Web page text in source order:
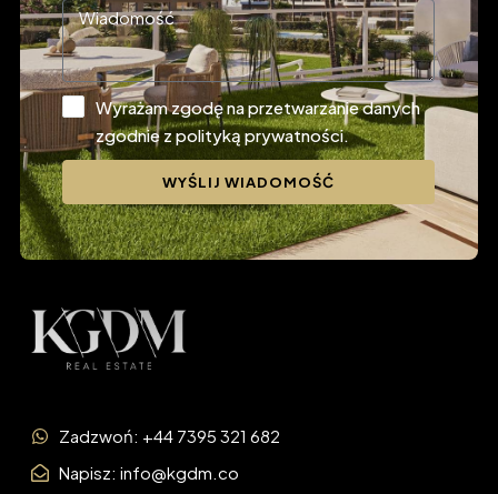
Wyrażam zgodę na przetwarzanie danych
zgodnie z polityką prywatności.
WYŚLIJ WIADOMOŚĆ
Zadzwoń: +44 7395 321 682
Napisz: info@kgdm.co